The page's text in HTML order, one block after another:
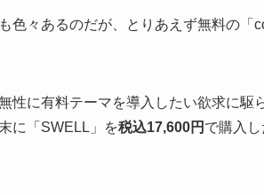
色々あるのだが、とりあえず無料の「
性に有料テーマを導入したい欲求に駆
に「SWELL」を税込17,600円 で購入し